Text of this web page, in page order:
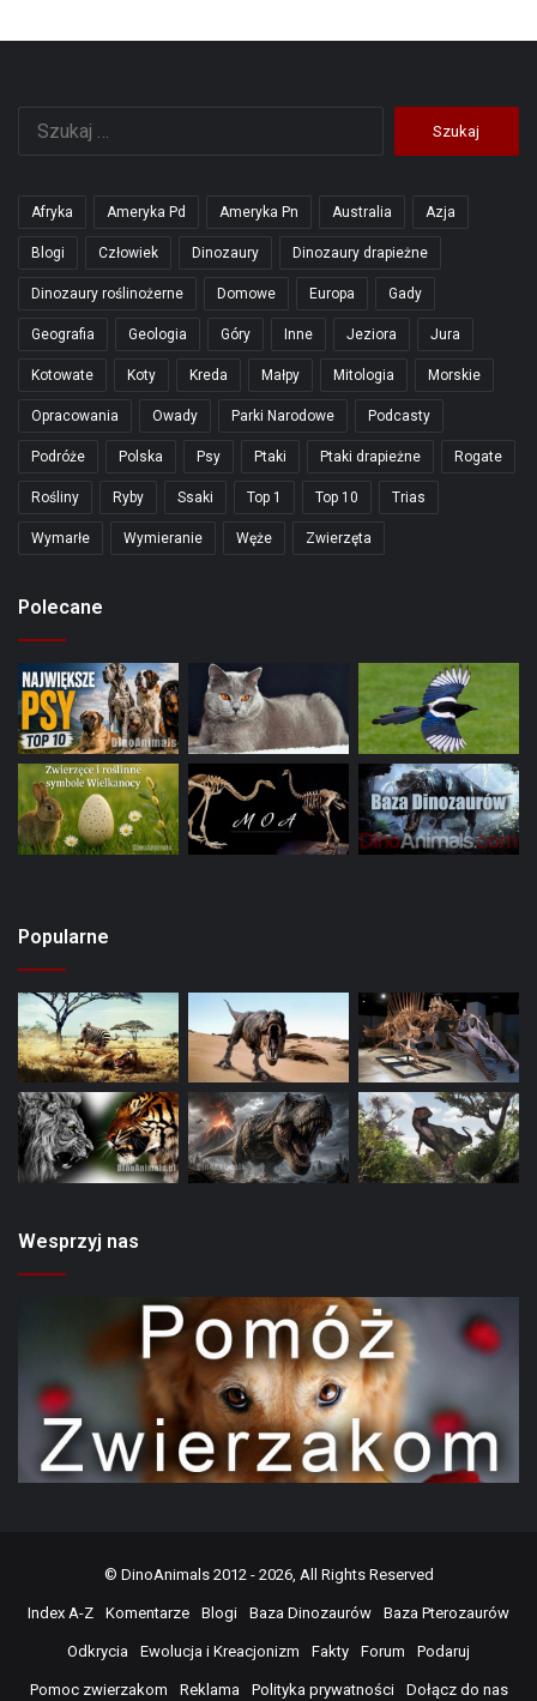
Afryka Ameryka Pd Ameryka Pn Australia Azja
Blogi Człowiek Dinozaury Dinozaury drapieżne
Dinozaury roślinożerne Domowe Europa Gady
Geografia Geologia Góry Inne Jeziora Jura
Kotowate Koty Kreda Małpy Mitologia Morskie
Opracowania Owady Parki Narodowe Podcasty
Podróże Polska Psy Ptaki Ptaki drapieżne Rogate
Rośliny Ryby Ssaki Top 1 Top 10 Trias
Wymarłe Wymieranie Węże Zwierzęta
Polecane
Popularne
Wesprzyj nas
© DinoAnimals2012 - 2026, All Rights Reserved
Index A-Z Komentarze Blogi Baza Dinozaurów Baza Pterozaurów
Odkrycia Ewolucja i Kreacjonizm Fakty Forum Podaruj
Pomoc zwierzakom Reklama Polityka prywatności Dołącz do nas